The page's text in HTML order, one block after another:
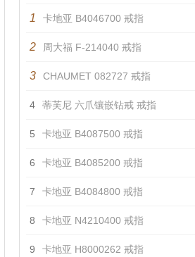
1 卡地亚 B4046700 戒指
2 周大福 F-214040 戒指
3 CHAUMET 082727 戒指
4 蒂芙尼 六爪镶嵌钻戒 戒指
5 卡地亚 B4087500 戒指
6 卡地亚 B4085200 戒指
7 卡地亚 B4084800 戒指
8 卡地亚 N4210400 戒指
9 卡地亚 H8000262 戒指